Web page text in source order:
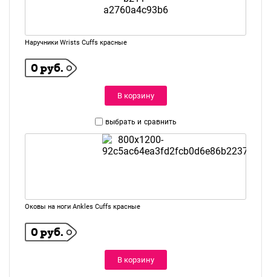
Наручники Wrists Cuffs красные
0 руб.
В корзину
выбрать и сравнить
Оковы на ноги Ankles Cuffs красные
0 руб.
В корзину